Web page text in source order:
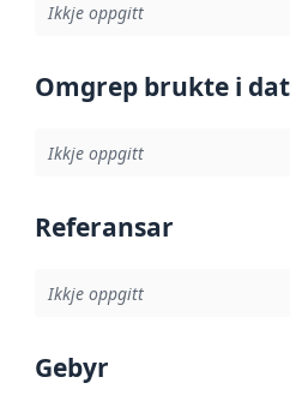
Ikkje oppgitt
Omgrep brukte i
Ikkje oppgitt
Referansar
Ikkje oppgitt
Gebyr